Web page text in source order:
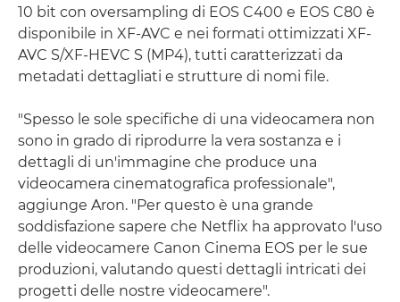
10 bit con oversampling di EOS C400 e EOS C80 è
disponibile in XF-AVC e nei formati ottimizzati XF-
AVC S/XF-HEVC S (MP4), tutti caratterizzati da
metadati dettagliati e strutture di nomi file.
"Spesso le sole specifiche di una videocamera non
sono in grado di riprodurre la vera sostanza e i
dettagli di un'immagine che produce una
videocamera cinematografica professionale",
aggiunge Aron. "Per questo è una grande
soddisfazione sapere che Netflix ha approvato l'uso
delle videocamere Canon Cinema EOS per le sue
produzioni, valutando questi dettagli intricati dei
progetti delle nostre videocamere".